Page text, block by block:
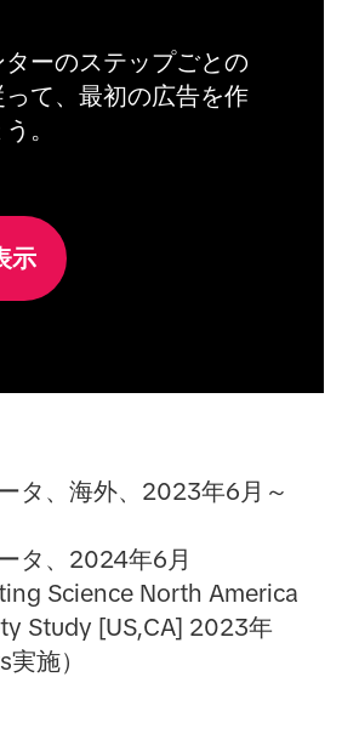
ーのステップごとの
って、最初の広告を作
。
示
タ、海外、2023年6月～
タ、2024年6月
Science North America
Study [US,CA] 2023年
施）